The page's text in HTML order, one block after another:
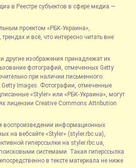
в Реестре субъектов в сфере медиа —
проектом «РБК-Украина»,
и всё, что интересно читать вне
другие изображения принадлежат их
фотографий, отмеченных Getty
при наличии письменного
Getty Images. Фотографии, отмеченные
«Styler» или «РБК-Украина», могут
лицензии Creative Commons Attribution
воспроизведении информационных
на вебсайте «Styler» (styler.rbc.ua),
гиперссылки на styler.rbc.ua,
системами. Такая гиперссылка
в тексте материала не ниже